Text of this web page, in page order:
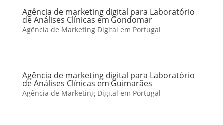
Agência de marketing digital para Laboratório
de Análises Clínicas em Gondomar
Agência de Marketing Digital em Portugal
Agência de marketing digital para Laboratório
de Análises Clínicas em Guimarães
Agência de Marketing Digital em Portugal